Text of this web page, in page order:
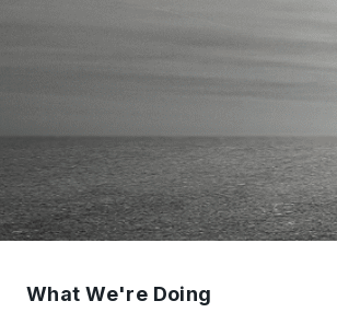
What We're Doing